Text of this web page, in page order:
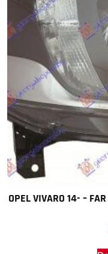
OPEL VIVARO 14- –